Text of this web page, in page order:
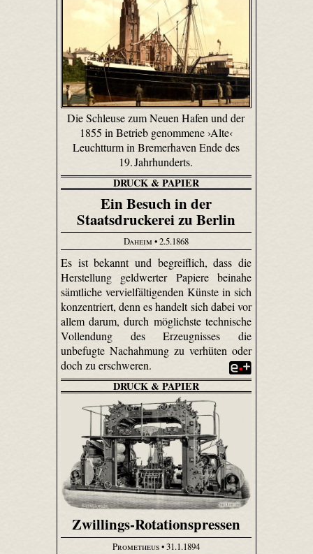
Die Schleuse zum Neuen Hafen und der
1855 in Betrieb genommene ›Alte‹
Leuchtturm in Bremerhaven Ende des
19. Jahrhunderts.
DRUCK & PAPIER
Ein Besuch in der
Staatsdruckerei zu Berlin
Daheim• 2.5.1868
Es ist bekannt und begreiflich, dass die
Herstellung geldwerter Papiere beinahe
sämtliche vervielfältigenden Künste in sich
konzentriert, denn es handelt sich dabei vor
allem darum, durch möglichste technische
Vollendung des Erzeugnisses die
unbefugte Nachahmung zu verhüten oder
doch zu erschweren.
DRUCK & PAPIER
Zwillings-Rotationspressen
Prometheus• 31.1.1894